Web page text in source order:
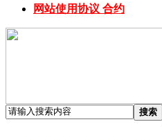
网站使用协议 合约
搜索